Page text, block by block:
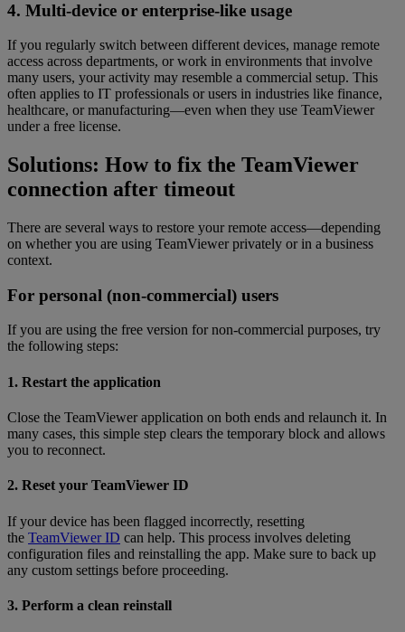
4. Multi-device or enterprise-like usage
If you regularly switch between different devices, manage remote
access across departments, or work in environments that involve
many users, your activity may resemble a commercial setup. This
often applies to IT professionals or users in industries like finance,
healthcare, or manufacturing—even when they use TeamViewer
under a free license.
Solutions: How to fix the TeamViewer
connection after timeout
There are several ways to restore your remote access—depending
on whether you are using TeamViewer privately or in a business
context.
For personal (non-commercial) users
If you are using the free version for non-commercial purposes, try
the following steps:
1. Restart the application
Close the TeamViewer application on both ends and relaunch it. In
many cases, this simple step clears the temporary block and allows
you to reconnect.
2. Reset your TeamViewer ID
If your device has been flagged incorrectly, resetting
the TeamViewer ID can help. This process involves deleting
configuration files and reinstalling the app. Make sure to back up
any custom settings before proceeding.
3. Perform a clean reinstall